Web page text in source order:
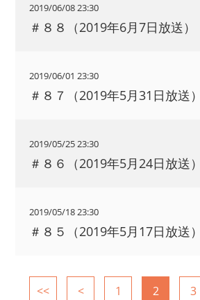
2019/06/08 23:30
＃８８（2019年6月7日放送）
2019/06/01 23:30
＃８７（2019年5月31日放送）
2019/05/25 23:30
＃８６（2019年5月24日放送）
2019/05/18 23:30
＃８５（2019年5月17日放送）
<< < 1 2 3